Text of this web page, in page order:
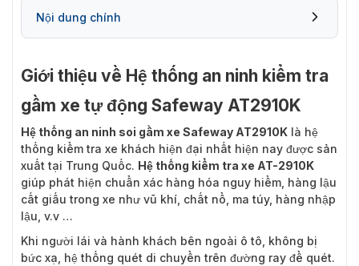
Nội dung chính
Giới thiệu về Hệ thống an ninh kiểm tra
gầm xe tự động Safeway AT2910K
Hệ thống an ninh soi gầm xe Safeway AT2910K là hệ
thống kiểm tra xe khách hiện đại nhất hiện nay được sản
xuất tại Trung Quốc. Hệ thống kiểm tra xe AT-2910K
giúp phát hiện chuẩn xác hàng hóa nguy hiểm, hàng lậu
cất giấu trong xe như vũ khí, chất nổ, ma túy, hàng nhập
lậu, v.v …
Khi người lái và hành khách bên ngoài ô tô, không bị
bức xạ, hệ thống quét di chuyển trên đường ray để quét.